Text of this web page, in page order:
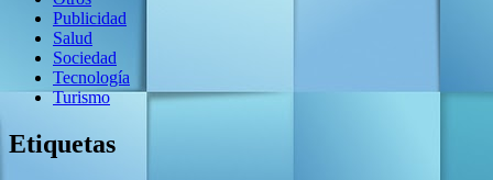
Publicidad
Salud
Sociedad
Tecnología
Turismo
Etiquetas